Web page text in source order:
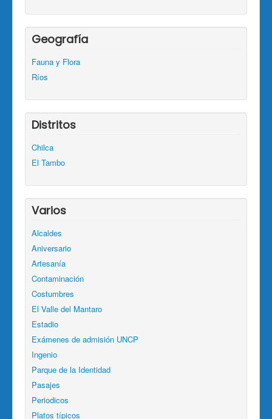
Geografía
Fauna y Flora
Ríos
Distritos
Chilca
El Tambo
Varios
Alcaldes
Aniversario
Artesanía
Contaminación
Costumbres
El Valle del Mantaro
Estadio
Exámenes de admisión UNCP
Ingenio
Parque de la Identidad
Pasajes
Periodicos
Platos típicos